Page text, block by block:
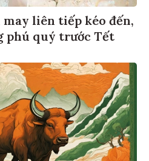
liên tiếp kéo đến,
phú quý trước Tết